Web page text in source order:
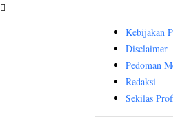
Kebijakan
Disclaimer
Pedoman
Redaksi
Sekilas